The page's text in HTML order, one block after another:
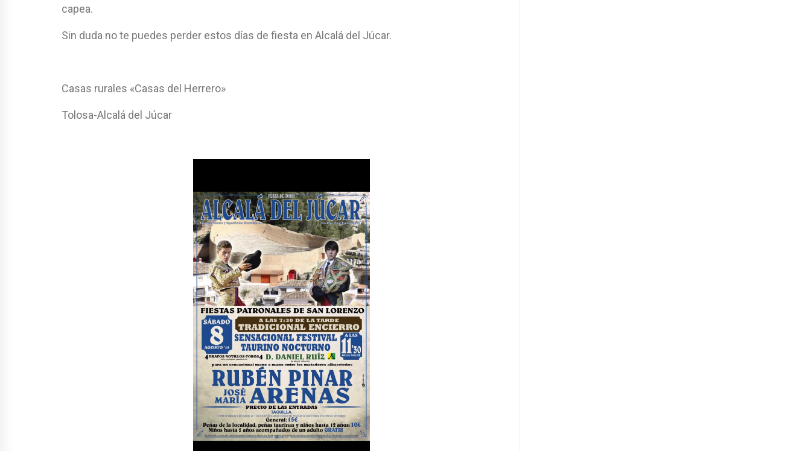
capea.
Sin duda no te puedes perder estos días de fiesta en Alcalá del Júcar.
Casas rurales «Casas del Herrero»
Tolosa-Alcalá del Júcar